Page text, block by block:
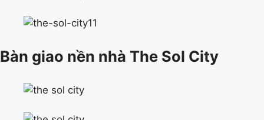
Bàn giao nền nhà The Sol City